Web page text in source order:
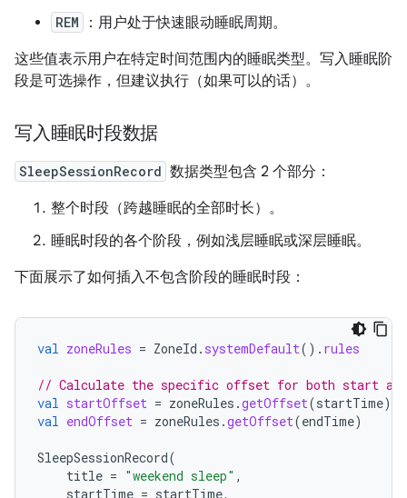
REM
：用户处于快速眼动睡眠周期。
这些值表示用户在特定时间范围内的睡眠类型。写入睡眠阶
段是可选操作，但建议执行（如果可以的话）。
写入睡眠时段数据
SleepSessionRecord 数据类型包含 2 个部分：
整个时段（跨越睡眠的全部时长）。
睡眠时段的各个阶段，例如浅层睡眠或深层睡眠。
下面展示了如何插入不包含阶段的睡眠时段：
val zoneRules = ZoneId . systemDefault(). rules
// Calculate the specific offset for both start and
val startOffset = zoneRules .getOffset(startTime)
val endOffset = zoneRules .getOffset(endTime)
SleepSessionRecord(
title = "weekend sleep" ,
startTime = startTime,